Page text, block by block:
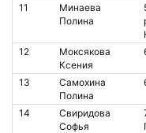
11
Минаева
Полина
12
Моксякова
Ксения
13
Самохина
Полина
14
Свиридова
Софья